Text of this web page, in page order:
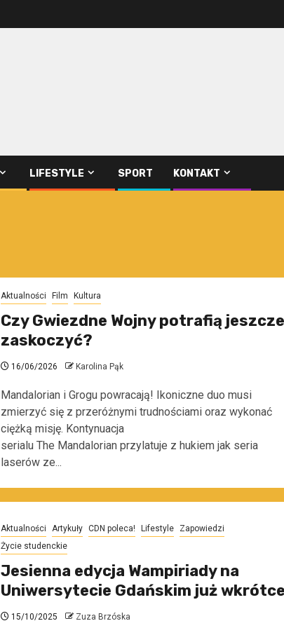
LIFESTYLE SPORT KONTAKT
Aktualności Film Kultura
Czy Gwiezdne Wojny potrafią jeszcze
zaskoczyć?
16/06/2026 Karolina Pąk
Mandalorian i Grogu powracają! Ikoniczne duo musi
zmierzyć się z przeróżnymi trudnościami oraz wykonać
ciężką misję. Kontynuacja
serialu The Mandalorian przylatuje z hukiem jak seria
laserów ze...
Aktualności Artykuły CDN poleca! Lifestyle
Zapowiedzi
Życie studenckie
Jesienna edycja Wampiriady na
Uniwersytecie Gdańskim już
15/10/2025 Zuza Brzóska